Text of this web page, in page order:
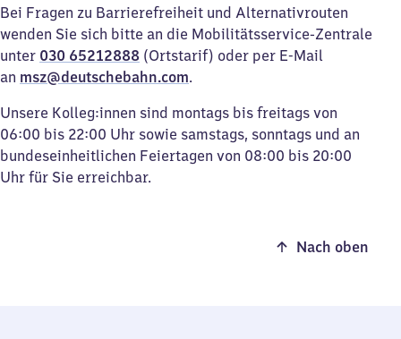
Bei Fragen zu Barrierefreiheit und Alternativrouten
wenden Sie sich bitte an die Mobilitätsservice-Zentrale
unter 030 65212888 (Ortstarif) oder per E-Mail
an msz@deutschebahn.com.
Unsere Kolleg:innen sind montags bis freitags von
06:00 bis 22:00 Uhr sowie samstags, sonntags und an
bundeseinheitlichen Feiertagen von 08:00 bis 20:00
Uhr für Sie erreichbar.
Nach oben